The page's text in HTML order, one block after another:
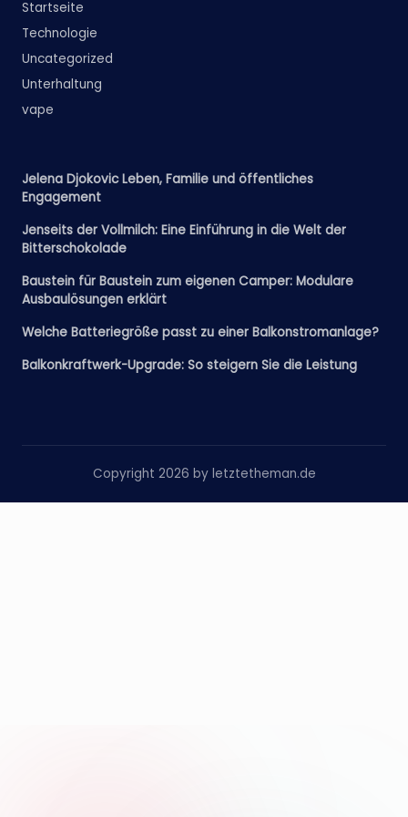
Startseite
Technologie
Uncategorized
Unterhaltung
vape
Jelena Djokovic Leben, Familie und öffentliches
Engagement
Jenseits der Vollmilch: Eine Einführung in die Welt der
Bitterschokolade
Baustein für Baustein zum eigenen Camper: Modulare
Ausbaulösungen erklärt
Welche Batteriegröße passt zu einer Balkonstromanlage?
Balkonkraftwerk-Upgrade: So steigern Sie die Leistung
Copyright 2026 by letztetheman.de